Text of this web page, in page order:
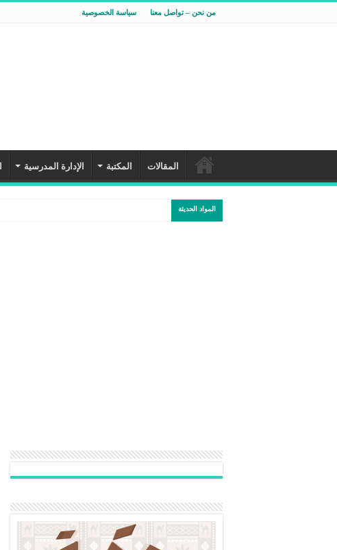
من نحن – تواصل معنا سياسة الخصوصية
المقالات المكتبة الإدارة المدرسية
المواد الحديثة